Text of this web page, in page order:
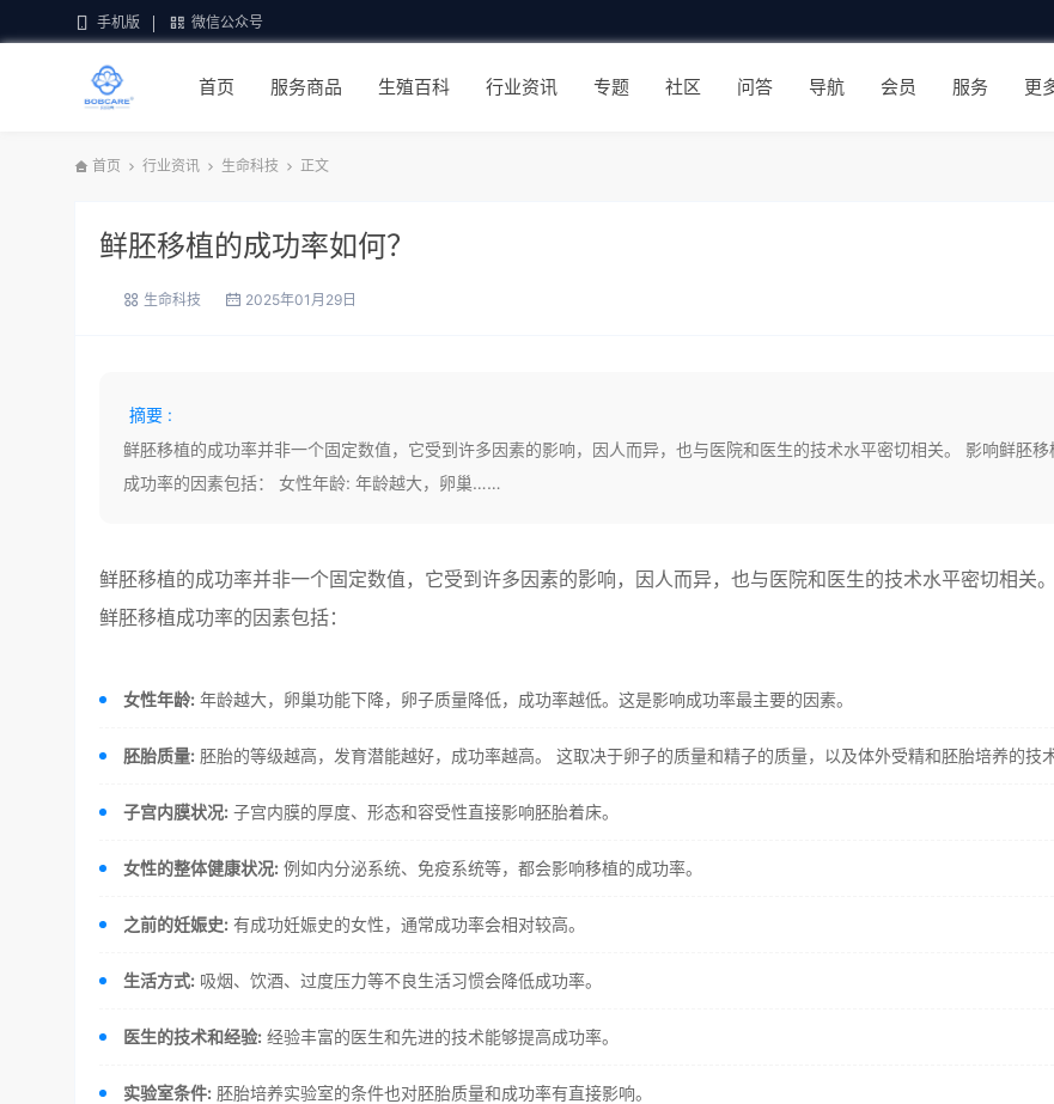
手机版 微信公众号
首页 服务商品 生殖百科 行业资讯 专题 社区 问答 导航 会员 服务 更
首页 行业资讯 生命科技 正文
鲜胚移植的成功率如何？
生命科技 2025年01月29日
摘要 :
鲜胚移植的成功率并非一个固定数值，它受到许多因素的影响，因人而异，也与医院和医生的技术水平密切相关。 影响鲜胚移
成功率的因素包括： 女性年龄: 年龄越大，卵巢……
鲜胚移植的成功率并非一个固定数值，它受到许多因素的影响，因人而异，也与医院和医生的技术水平密切相关
鲜胚移植成功率的因素包括：
女性年龄: 年龄越大，卵巢功能下降，卵子质量降低，成功率越低。这是影响成功率最主要的因素。
胚胎质量: 胚胎的等级越高，发育潜能越好，成功率越高。 这取决于卵子的质量和精子的质量，以及体外受精和胚胎培养的技术
子宫内膜状况: 子宫内膜的厚度、形态和容受性直接影响胚胎着床。
女性的整体健康状况: 例如内分泌系统、免疫系统等，都会影响移植的成功率。
之前的妊娠史: 有成功妊娠史的女性，通常成功率会相对较高。
生活方式: 吸烟、饮酒、过度压力等不良生活习惯会降低成功率。
医生的技术和经验: 经验丰富的医生和先进的技术能够提高成功率。
实验室条件: 胚胎培养实验室的条件也对胚胎质量和成功率有直接影响。